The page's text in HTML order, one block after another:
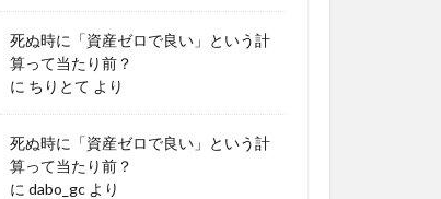
死ぬ時に「資産ゼロで良い」という計
算って当たり前？
に ちりとて より
死ぬ時に「資産ゼロで良い」という計
算って当たり前？
に dabo_gc より